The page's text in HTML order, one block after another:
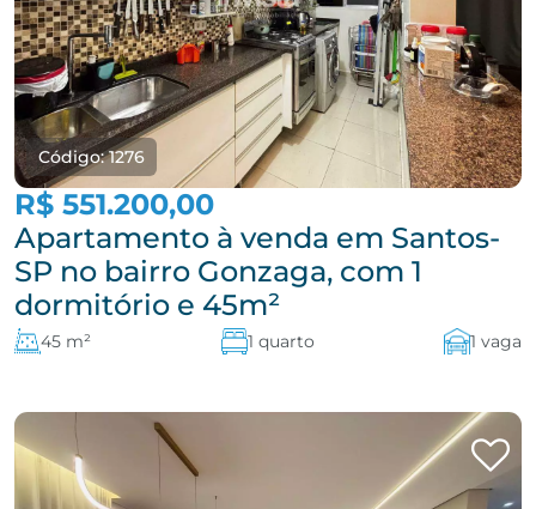
Código: 1276
R$ 551.200,00
Apartamento à venda em Santos-
SP no bairro Gonzaga, com 1
dormitório e 45m²
45 m² 1 quarto 1 vaga